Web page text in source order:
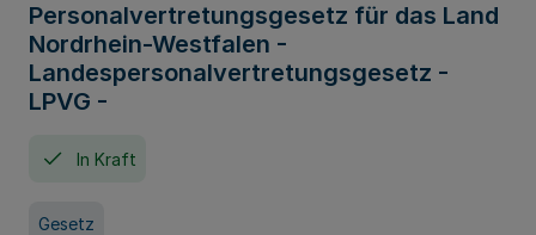
Personalvertretungsgesetz für das Land
Nordrhein-Westfalen -
Landespersonalvertretungsgesetz -
LPVG -
In Kraft
Gesetz